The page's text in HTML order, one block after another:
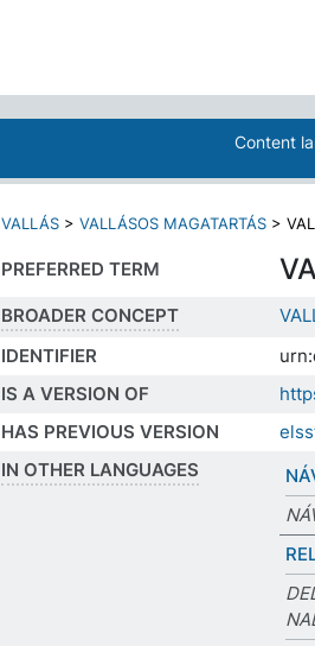
Content
VALLÁS > VALLÁSOS MAGATARTÁS >
PREFERRED TERM
BROADER CONCEPT
IDENTIFIER
IS A VERSION OF
HAS PREVIOUS VERSION
IN OTHER LANGUAGES